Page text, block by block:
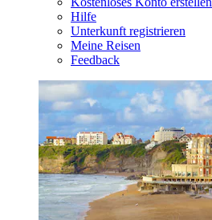
Hilfe
Unterkunft registrieren
Meine Reisen
Feedback